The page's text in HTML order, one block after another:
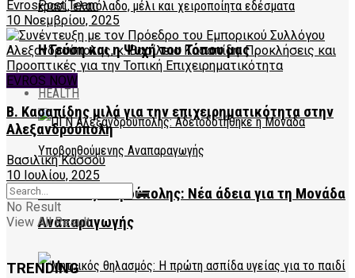
Η Γεύση και η Ψυχή του Τόπου μας
HEALTH
ΠΓΝ Αλεξανδρούπολης: Νέα άδεια για τη Μονάδα
Αναπαραγωγής
EvrosPost Team
10 Νοεμβρίου, 2025
EVROS NOW
Β. Κασαπίδης μιλά για την επιχειρηματικότητα στην
Αλεξανδρούπολη
Βασιλική Κάσσου
10 Ιουλίου, 2025
No Result
View All Result
TRENDING